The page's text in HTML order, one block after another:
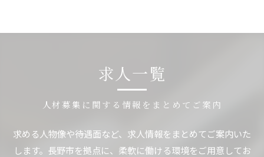
求人一覧
人材募集に関する情報をまとめてご案内
求める人物像や待遇面など、求人情報をまとめてご案内いた
します。長野市を拠点に、柔軟に働ける環境をご用意してお